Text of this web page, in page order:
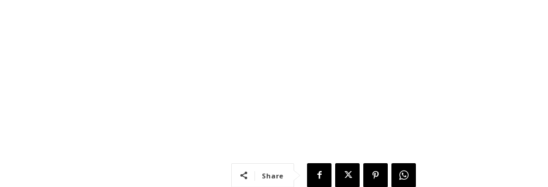
Share